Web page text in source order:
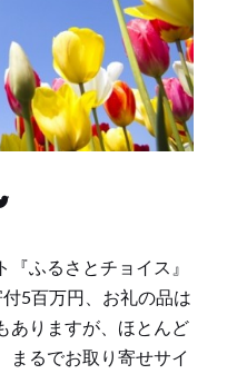
『ふるさとチョイス』
5百万円、お礼の品は
ありますが、ほとんど
まるでお取り寄せサイ